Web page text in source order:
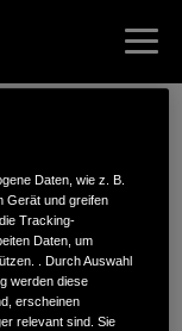
U.
Daten, wie z. B.
Gerät und greifen
Tracking-
Daten, um
. Durch Auswahl
werden diese
erscheinen
relevant sind. Sie